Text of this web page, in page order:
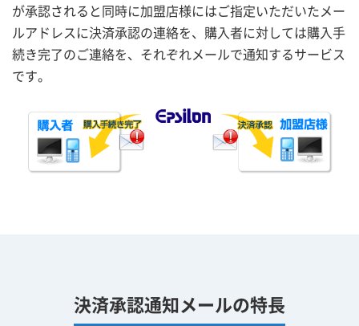
が承認されると同時に加盟店様にはご指定いただいたメー
ルアドレスに決済承認の連絡を、購入者に対しては購入手
続き完了のご連絡を、それぞれメールで通知するサービス
です。
決済承認通知メールの特長